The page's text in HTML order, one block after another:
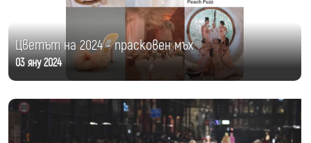
Цветът на 2024 - прасковен мъх
03 яну 2024